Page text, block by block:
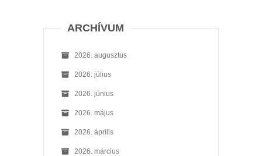
ARCHÍVUM
2026. augusztus
2026. július
2026. június
2026. május
2026. április
2026. március